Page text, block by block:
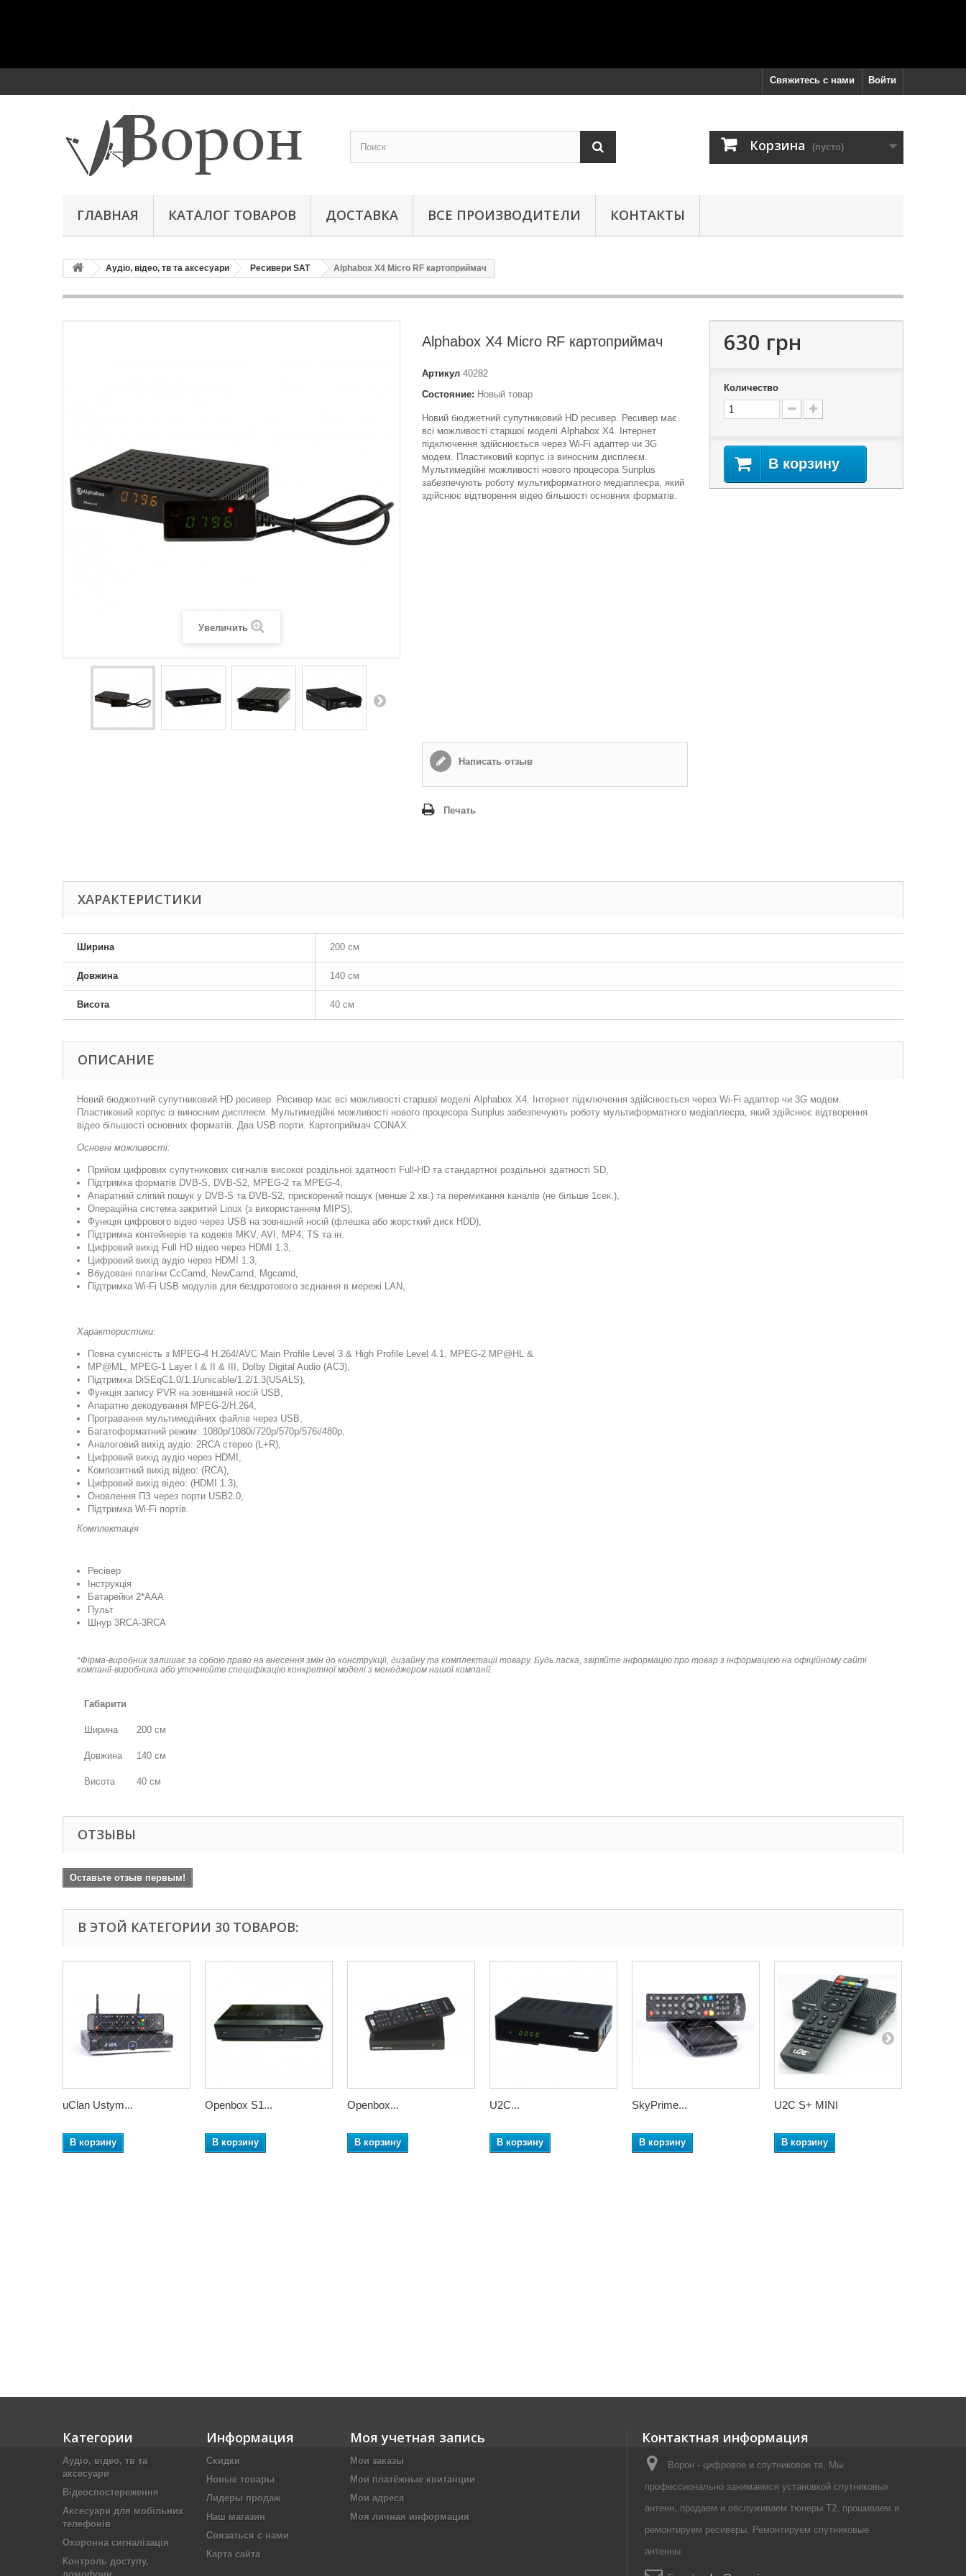
Войти
Свяжитесь с нами
Корзина (пусто)
ГЛАВНАЯ КАТАЛОГ ТОВАРОВ ДОСТАВКА ВСЕ ПРОИЗВОДИТЕЛИ КОНТАКТЫ
Аудіо, відео, тв та аксесуари Ресивери SAT Alphabox X4 Micro RF картоприймач
Увеличить
Alphabox X4 Micro RF картоприймач
Артикул 40282
Состояние: Новый товар
Новий бюджетний супутниковий HD ресивер. Ресивер має
всі можливості старшої моделі Alphabox X4. Інтернет
підключення здійснюється через Wi-Fi адаптер чи 3G
модем. Пластиковий корпус із виносним дисплеєм.
Мультимедійні можливості нового процесора Sunplus
забезпечують роботу мультиформатного медіаплеєра, який
здійснює відтворення відео більшості основних форматів.
Написать отзыв
Печать
630 грн
Количество
В корзину
ХАРАКТЕРИСТИКИ
Ширина 200 см
Довжина 140 см
Висота 40 см
ОПИСАНИЕ
Новий бюджетний супутниковий HD ресивер. Ресивер має всі можливості старшої моделі Alphabox X4. Інтернет підключення здійснюється через Wi-Fi адаптер чи 3G модем.
Пластиковий корпус із виносним дисплеєм. Мультимедійні можливості нового процесора Sunplus забезпечують роботу мультиформатного медіаплеєра, який здійснює відтворення
відео більшості основних форматів. Два USB порти. Картоприймач CONAX.
Основні можливості:
Прийом цифрових супутникових сигналів високої роздільної здатності Full-HD та стандартної роздільної здатності SD,
Підтримка форматів DVB-S, DVB-S2, MPEG-2 та MPEG-4,
Апаратний сліпий пошук у DVB-S та DVB-S2, прискорений пошук (менше 2 хв.) та перемикання каналів (не більше 1сек.),
Операційна система закритий Linux (з використанням MIPS),
Функція цифрового відео через USB на зовнішній носій (флешка або жорсткий диск HDD),
Підтримка контейнерів та кодеків MKV, AVI, MP4, TS та ін.
Цифровий вихід Full HD відео через HDMI 1.3,
Цифровий вихід аудіо через HDMI 1.3,
Вбудовані плагіни CcCamd, NewCamd, Mgcamd,
Підтримка Wi-Fi USB модулів для бездротового зєднання в мережі LAN,
Характеристики:
Повна сумісність з MPEG-4 H.264/AVC Main Profile Level 3 & High Profile Level 4.1, MPEG-2 MP@HL &
MP@ML, MPEG-1 Layer I & II & III, Dolby Digital Audio (AC3),
Підтримка DiSEqC1.0/1.1/unicable/1.2/1.3(USALS),
Функція запису PVR на зовнішній носій USB,
Апаратне декодування MPEG-2/H.264,
Програвання мультимедійних файлів через USB,
Багатоформатний режим: 1080p/1080i/720p/570p/576i/480p,
Аналоговий вихід аудіо: 2RCA стерео (L+R),
Цифровий вихід аудіо через HDMI,
Композитний вихід відео: (RCA),
Цифровий вихід відео: (HDMI 1.3),
Оновлення ПЗ через порти USB2.0,
Підтримка Wi-Fi портів.
Комплектація
Ресівер
Інструкція
Батарейки 2*ААА
Пульт
Шнур 3RCA-3RCA
*Фірма-виробник залишає за собою право на внесення змін до конструкції, дизайну та комплектації товару. Будь ласка, звіряйте інформацію про товар з інформацією на офіційному сайті
компанії-виробника або уточнюйте специфікацію конкретної моделі з менеджером нашої компанії.
Габарити
Ширина 200 см
Довжина 140 см
Висота 40 см
ОТЗЫВЫ
Оставьте отзыв первым!
В ЭТОЙ КАТЕГОРИИ 30 ТОВАРОВ:
uClan Ustym...
В корзину
Openbox S1...
В корзину
Openbox...
В корзину
U2C...
В корзину
SkyPrime...
В корзину
U2C S+ MINI
В корзину
Категории
Аудіо, відео, тв та
аксесуари
Відеоспостереження
Аксесуари для мобільних
телефонів
Охоронна сигналізація
Контроль доступу,
Информация
Скидки
Новые товары
Лидеры продаж
Наш магазин
Связаться с нами
Карта сайта
Моя учетная запись
Мои заказы
Мои платёжные квитанции
Мои адреса
Моя личная информация
Контактная информация
Ворон - цифровое и спутниковое тв, Мы
профессионально занимаемся установкой спутниковых
антенн, продаем и обслуживаем тюнеры Т2, прошиваем и
ремонтируем ресиверы. Ремонтируем спутниковые
антенны.